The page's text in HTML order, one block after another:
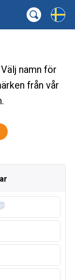
namn för
från vår